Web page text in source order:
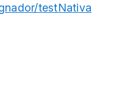
testNativa